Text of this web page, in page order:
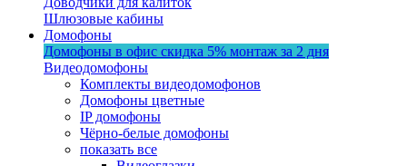
Шлюзовые кабины
Домофоны
Домофоны в офис скидка 5% монтаж за 2 дня
Видеодомофоны
Комплекты видеодомофонов
Домофоны цветные
IP домофоны
Чёрно-белые домофоны
показать все